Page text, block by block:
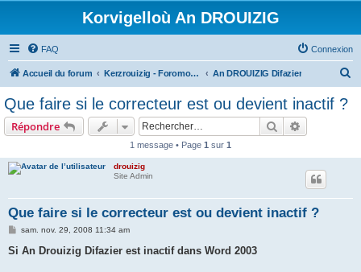
Korvigelloù An DROUIZIG
FAQ Connexion
Accueil du forum Kerzrouizig - Foromoù An Drouizig An DROUIZIG Difazier
Que faire si le correcteur est ou devient inactif ?
Répondre Rechercher
1 message • Page 1 sur 1
drouizig
Site Admin
Que faire si le correcteur est ou devient inactif ?
M
s
sam. nov. 29, 2008 11:34 am
Si An Drouizig Difazier est inactif dans Word 2003